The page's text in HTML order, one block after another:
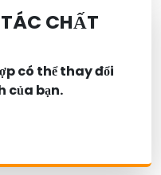
CHẤT
có thể thay đổi
của bạn.